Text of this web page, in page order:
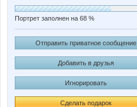
Портрет заполнен на 68 %
Отправить приватное сообщение
Добавить в друзья
Игнорировать
Сделать подарок